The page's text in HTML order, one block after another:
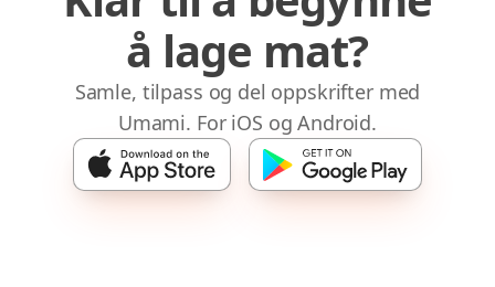
å lage mat?
Samle, tilpass og del oppskrifter med
Umami. For iOS og Android.